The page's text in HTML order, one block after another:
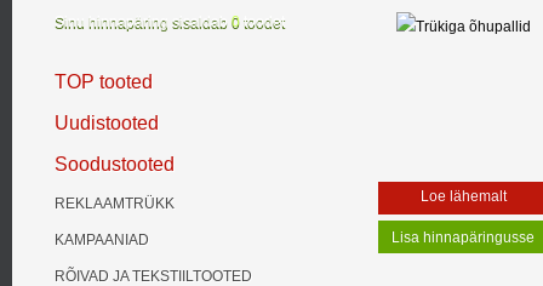
Sinu hinnapäring sisaldab 0 toodet
TOP tooted
Uudistooted
Soodustooted
REKLAAMTRÜKK
KAMPAANIAD
RÕIVAD JA TEKSTIILTOOTED
Loe lähemalt